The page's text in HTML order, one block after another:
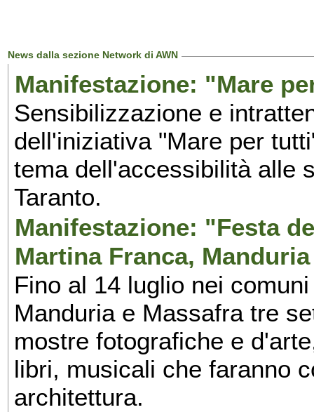
News dalla sezione Network di AWN
Manifestazione: "Mare
Sensibilizzazione e
dell'iniziativa "Mare per
tema dell'accessibilità alle
Taranto.
Manifestazione: "Festa
Martina Franca,
Fino al 14 luglio nei
Manduria e Massafra tre
mostre fotografiche e
libri, musicali che faranno
architettura.